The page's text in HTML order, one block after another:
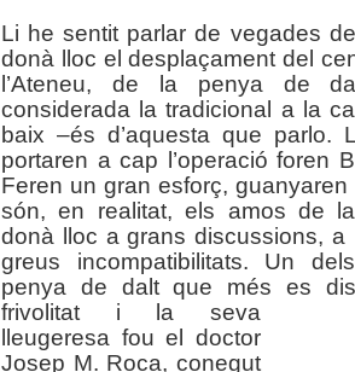
Li he sentit parlar de vegades
donà lloc el desplaçament del
l’Ateneu, de la penya de
considerada la tradicional a la
baix –és d’aquesta que parlo.
portaren a cap l’operació foren
Feren un gran esforç,
són, en realitat, els amos de la
donà lloc a grans discussions, a
greus incompatibilitats. Un
penya de dalt que més es
frivolitat i la seva
lleugeresa fou el doctor
Josep M. Roca, conegut